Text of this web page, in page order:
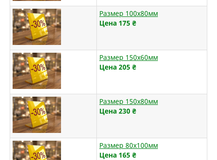
Размер 100х80мм
Цена 175 ₴
Размер 150х60мм
Цена 205 ₴
Размер 150х80мм
Цена 230 ₴
Размер 80х100мм
Цена 165 ₴